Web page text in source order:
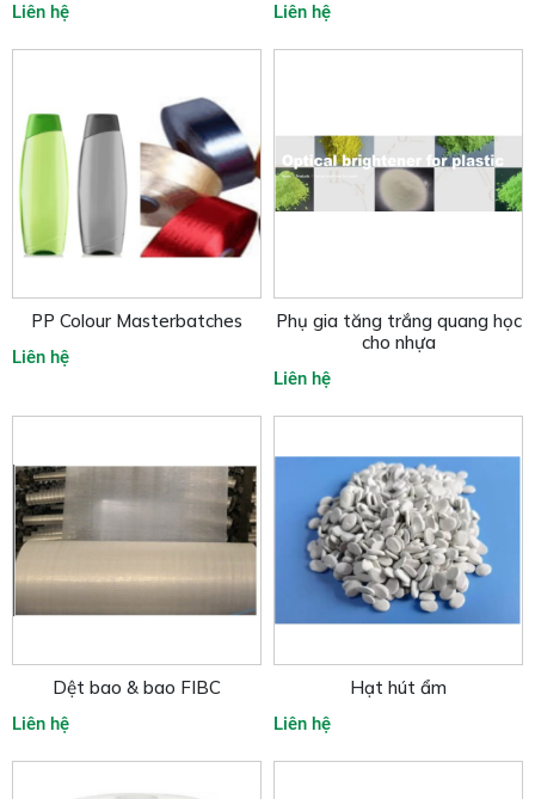
Liên hệ Liên hệ
PP Colour Masterbatches
Liên hệ
Phụ gia tăng trắng quang học
cho nhựa
Liên hệ
Dệt bao & bao FIBC
Liên hệ
Hạt hút ẩm
Liên hệ